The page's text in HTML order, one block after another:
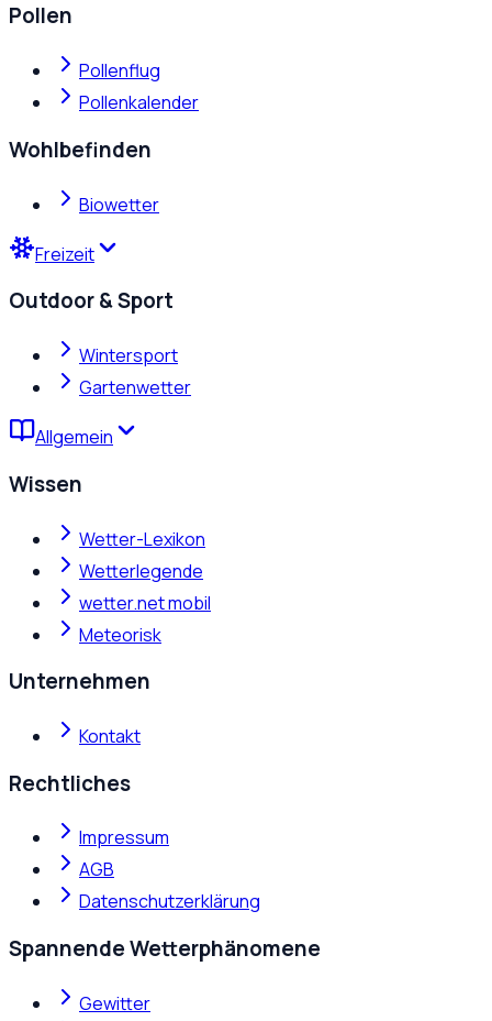
Pollen
Pollenflug
Pollenkalender
Wohlbefinden
Biowetter
Freizeit
Outdoor & Sport
Wintersport
Gartenwetter
Allgemein
Wissen
Wetter-Lexikon
Wetterlegende
wetter.net mobil
Meteorisk
Unternehmen
Kontakt
Rechtliches
Impressum
AGB
Datenschutzerklärung
Spannende Wetterphänomene
Gewitter